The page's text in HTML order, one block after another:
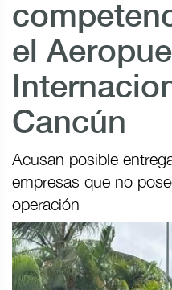
el
Cancún
Acusan posible
empresas que no
operación